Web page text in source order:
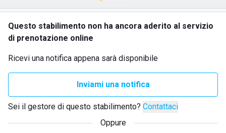
Questo stabilimento non ha ancora aderito al servizio
di prenotazione online
Ricevi una notifica appena sarà disponibile
Inviami una notifica
Sei il gestore di questo stabilimento? Contattaci
Oppure